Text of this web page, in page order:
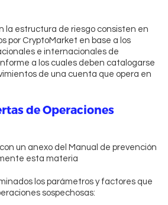
Ingresar
la estructura de riesgo consisten en
por CryptoMarket en base a los
e internacionales de
a los cuales deben catalogarse
de una cuenta que opera en
de Operaciones
un anexo del Manual de prevención
esta materia
los parámetros y factores que
sospechosas: